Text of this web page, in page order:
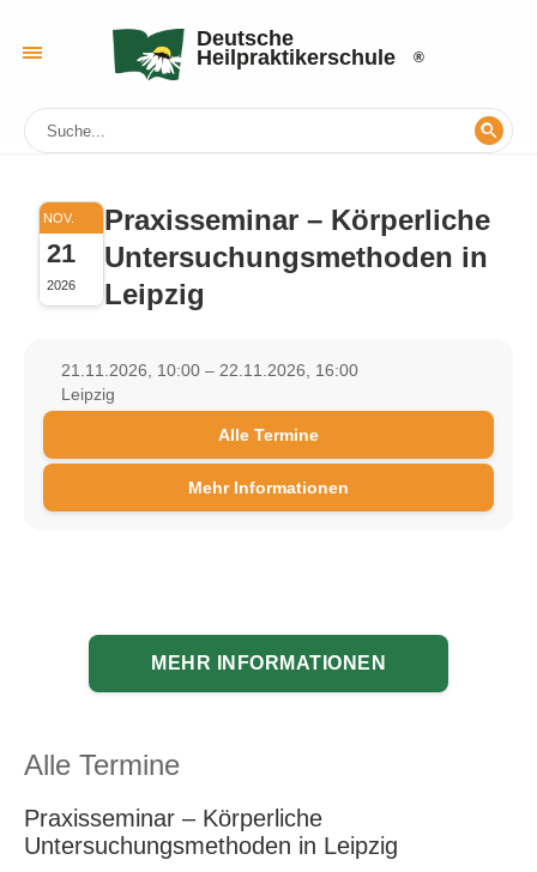
Deutsche
Heilpraktikerschule
NOV.
21
2026
Praxisseminar – Körperliche
Untersuchungsmethoden in
Leipzig
21.11.2026, 10:00 – 22.11.2026, 16:00
Leipzig
Alle Termine
Mehr Informationen
MEHR INFORMATIONEN
Alle Termine
Praxisseminar – Körperliche
Untersuchungsmethoden in Leipzig